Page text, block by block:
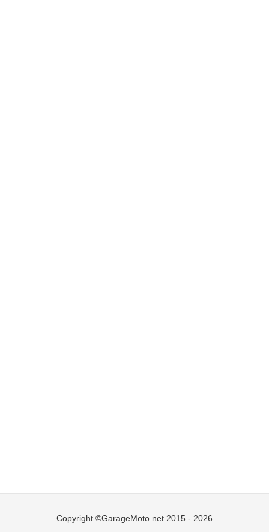
Copyright ©GarageMoto.net 2015 - 2026